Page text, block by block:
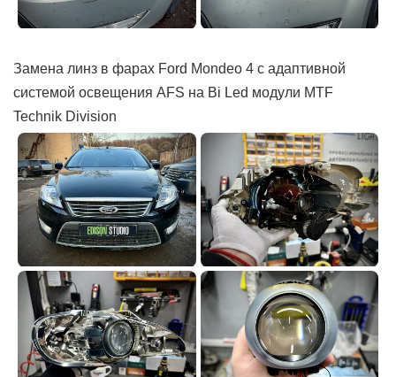
Замена линз в фарах Ford Mondeo 4 с адаптивной
системой освещения AFS на Bi Led модули MTF
Technik Division